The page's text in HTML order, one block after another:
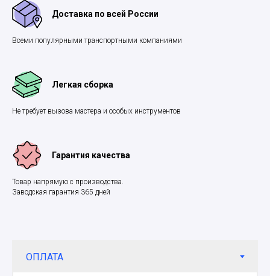
Доставка по всей России
Всеми популярными транспортными компаниями
Легкая сборка
Не требует вызова мастера и особых инструментов
Гарантия качества
Товар напрямую с производства.
Заводская гарантия 365 дней